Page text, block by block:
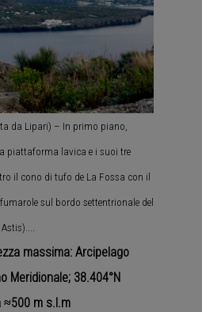
da Lipari) – In primo piano,
piattaforma lavica e i suoi tre
il cono di tufo de La Fossa con il
sul bordo settentrionale del
massima: Arcipelago
Meridionale; 38.404°N
≈500 m s.l.m